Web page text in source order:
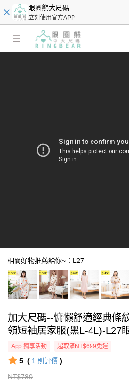
眼圈熊大尺碼
立刻使用官方APP
相關好物推薦給你~：L27
加大尺碼--慵懶舒適經典條
領短袖居家服(黑L-4L)-L27
App 獨享活動 超取滿NT$699免運
5 ( 1 則評價 )
NT$780